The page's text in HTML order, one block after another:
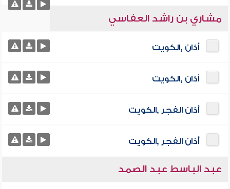
مشاري بن راشد العفاسي
أذان ,الكويت
أذان ,الكويت
أذان الفجر ,الكويت
أذان الفجر ,الكويت
عبد الباسط عبد الصمد